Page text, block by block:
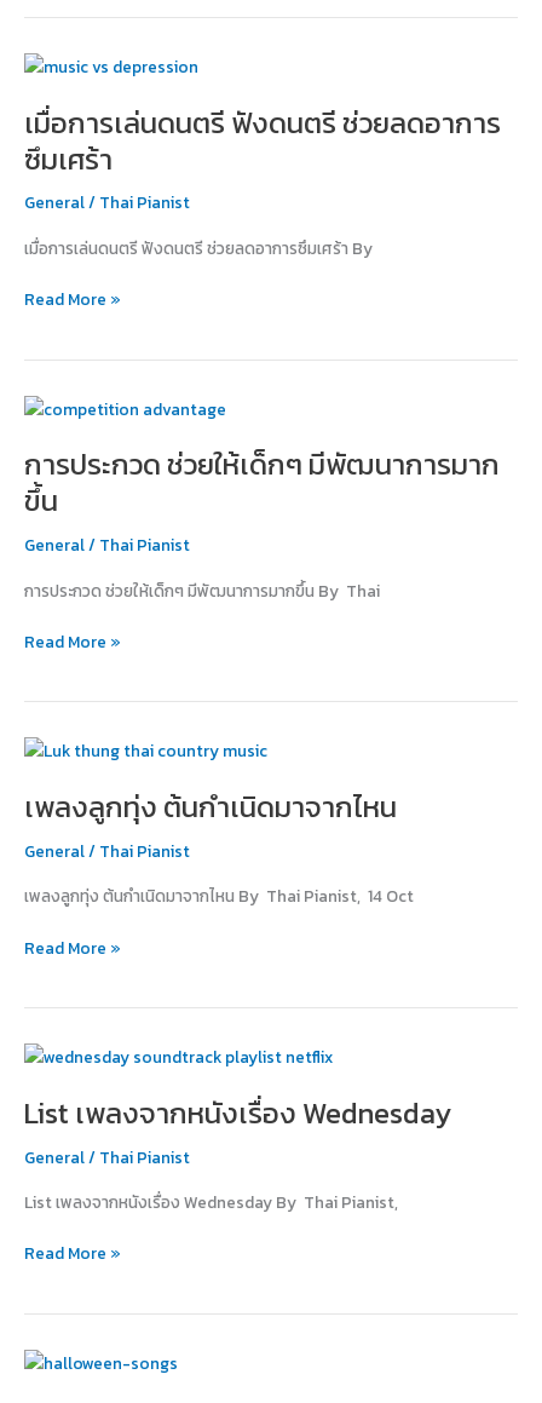
เมื่อการเล่นดนตรี ฟังดนตรี ช่วยลดอาการ
ซึมเศร้า
General/ Thai Pianist
เมื่อการเล่นดนตรี ฟังดนตรี ช่วยลดอาการซึมเศร้า By
เมื่อ
เล่น
ดนตรี
ฟัง
ดนตรี
ลด
ซึม
Read More »
การประกวด ช่วยให้เด็กๆ มีพัฒนาการมาก
ขึ้น
General/ Thai Pianist
การประกวด ช่วยให้เด็กๆ มีพัฒนาการมากขึ้น By Thai
การ
ช่วย
ให้
เด็กๆ
มี
มาก
Read More »
เพลงลูกทุ่ง ต้นกำเนิดมาจากไหน
General/ Thai Pianist
เพลงลูกทุ่ง ต้นกำเนิดมาจากไหน By Thai Pianist, 14 Oct
เพลง
ทุ่ง
กำเนิด
จาก
Read More »
List เพลงจากหนังเรื่อง Wednesday
General/ Thai Pianist
List เพลงจากหนังเรื่อง Wednesday By Thai Pianist,
List
จาก
เรื่อง
Read More »
รวม